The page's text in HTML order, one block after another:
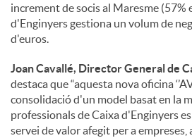
increment de socis al Maresme (57%
d'Enginyers gestiona un volum de
d'euros.
Joan Cavallé, Director General de
destaca que “aquesta nova oficina
consolidació d'un model basat en la
professionals de Caixa d'Enginyers
servei de valor afegit per a